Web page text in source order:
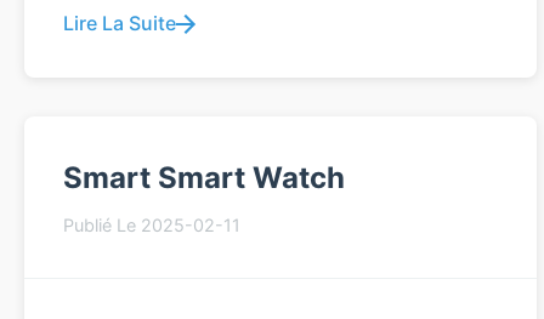
Lire La Suite
Smart Smart Watch
Publié Le 2025-02-11